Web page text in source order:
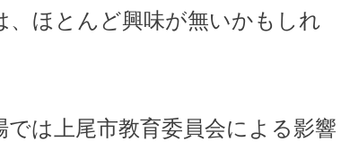
、ほとんど興味が無いかもしれ
は上尾市教育委員会による影響